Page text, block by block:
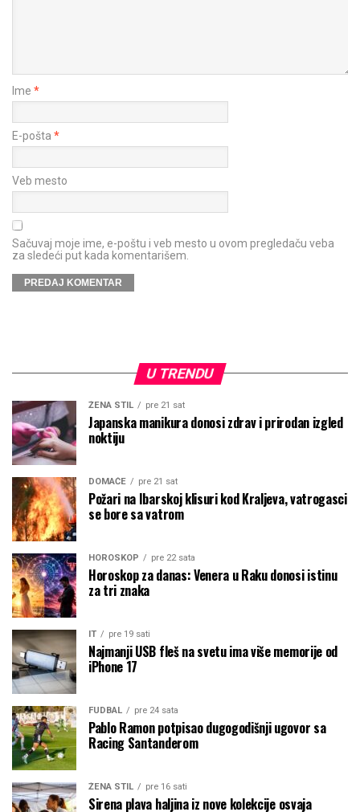
Ime *
E-pošta *
Veb mesto
Sačuvaj moje ime, e-poštu i veb mesto u ovom pregledaču veba
za sledeći put kada komentarišem.
U TRENDU
ŽENA STIL pre 21 sat
Japanska manikura donosi zdrav i prirodan izgled
noktiju
DOMAĆE pre 21 sat
Požari na Ibarskoj klisuri kod Kraljeva, vatrogasci
se bore sa vatrom
HOROSKOP pre 22 sata
Horoskop za danas: Venera u Raku donosi istinu
za tri znaka
IT pre 19 sati
Najmanji USB fleš na svetu ima više memorije od
iPhone 17
FUDBAL pre 24 sata
Pablo Ramon potpisao dugogodišnji ugovor sa
Racing Santanderom
ŽENA STIL pre 16 sati
Sirena plava haljina iz nove kolekcije osvaja